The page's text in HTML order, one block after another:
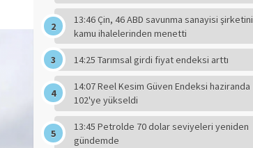
13:46 Çin, 46 ABD savunma sanayisi şirketini
kamu ihalelerinden menetti
14:25 Tarımsal girdi fiyat endeksi arttı
14:07 Reel Kesim Güven Endeksi haziranda
102'ye yükseldi
13:45 Petrolde 70 dolar seviyeleri yeniden
gündemde